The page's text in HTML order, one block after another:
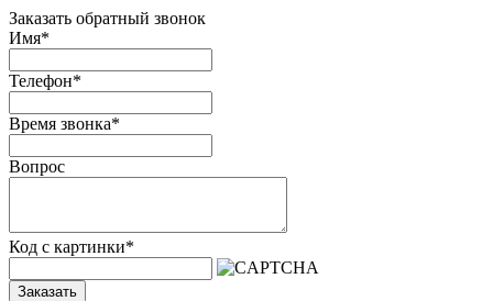
Заказать обратный звонок
Имя*
Телефон*
Время звонка*
Вопрос
Код с картинки*
Заказать